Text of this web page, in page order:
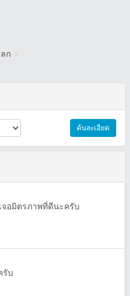
ก >
ค้นละเอียด
จอมิตรภาพที่ดีนะครับ
รับ